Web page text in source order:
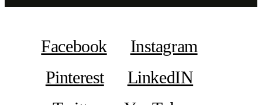
Facebook
Instagram
Pinterest
LinkedIN